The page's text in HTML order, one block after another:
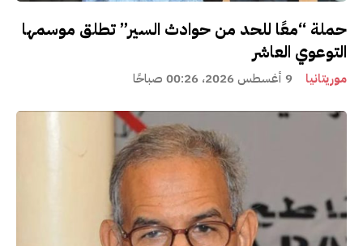
حملة “معًا للحد من حوادث السير” تطلق موسمها
التوعوي العاشر
موريتانيا 9 أغسطس 2026، 00:26 صباحًا